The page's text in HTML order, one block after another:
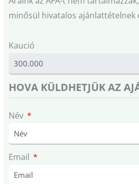
minősül hivatalos ajánlattételnek
Kaució
HOVA KÜLDHETJÜK AZ
Név
Email